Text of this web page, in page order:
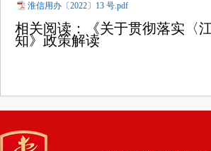
淮信用办〔2022〕13 号.pdf
相关阅读：《关于贯彻落实〈
知》政策解读